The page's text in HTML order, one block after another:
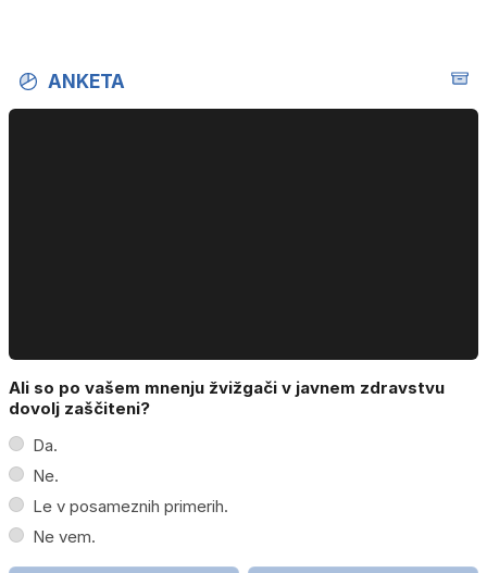
ANKETA
Ali so po vašem mnenju žvižgači v javnem zdravstvu
dovolj zaščiteni?
Da.
Ne.
Le v posameznih primerih.
Ne vem.